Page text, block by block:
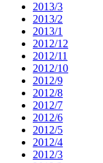
2013/3
2013/2
2013/1
2012/12
2012/11
2012/10
2012/9
2012/8
2012/7
2012/6
2012/5
2012/4
2012/3